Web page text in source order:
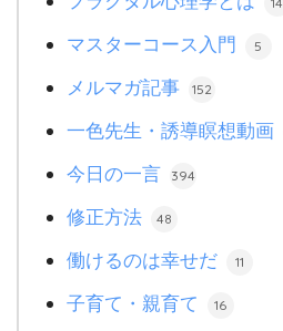
マスターコース入門 5
メルマガ記事 152
一色先生・誘導瞑想動画
今日の一言 394
修正方法 48
働けるのは幸せだ 11
子育て・親育て 16